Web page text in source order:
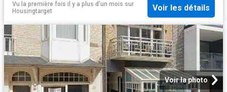
Vu la première fois il y a plus d'un mois sur
Housingtarget
Voir les détails
Voir la photo